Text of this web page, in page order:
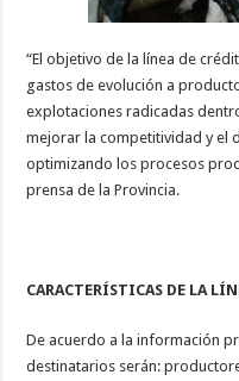
“El objetivo de la línea de
gastos de evolución a
explotaciones radicadas
mejorar la competitividad y el
optimizando los procesos
prensa de la Provincia.
CARACTERÍSTICAS DE LA
De acuerdo a la información
destinatarios serán: